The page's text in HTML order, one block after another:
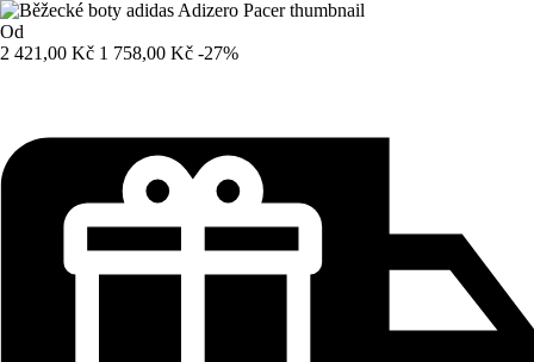
Od
2 421,00 Kč 1 758,00 Kč -27%